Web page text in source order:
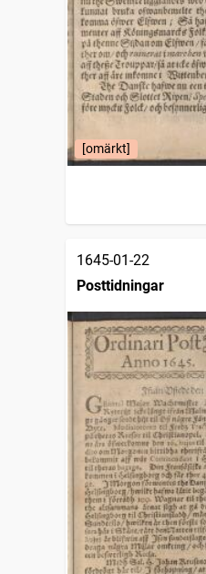
[omärkt]
1645-01-22
Posttidningar